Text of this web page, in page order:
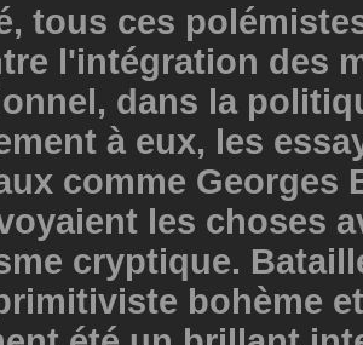
tous ces
l'intégration des
dans la
à eux, les
comme Georges
les choses
cryptique.
bohème